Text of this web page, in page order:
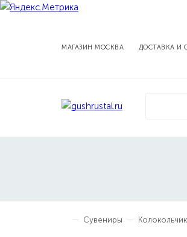
МАГАЗИН МОСКВА ДОСТАВКА И
Сувениры